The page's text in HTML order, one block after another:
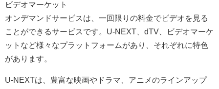
ビデオマーケット
オンデマンドサービスは、一回限りの料金でビデオを見る
ことができるサービスです。U-NEXT、dTV、ビデオマーケ
ットなど様々なプラットフォームがあり、それぞれに特色
があります。
U-NEXTは、豊富な映画やドラマ、アニメのラインアップ